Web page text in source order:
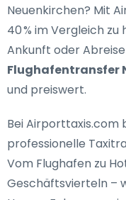
Neuenkirchen? Mit
40 % im Vergleich
Ankunft oder
Flughafentransfer
und preiswert.
Bei Airporttaxis.com
professionelle
Vom Flughafen zu
Geschäftsvierteln –